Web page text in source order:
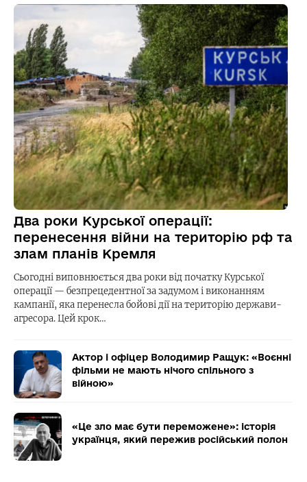
Два роки Курської операції:
перенесення війни на територію рф та
злам планів Кремля
Сьогодні виповнюється два роки від початку Курської
операції — безпрецедентної за задумом і виконанням
кампанії, яка перенесла бойові дії на територію держави-
агресора. Цей крок…
Актор і офіцер Володимир Ращук: «Воєнні
фільми не мають нічого спільного з
війною»
«Це зло має бути переможене»: історія
українця, який пережив російський полон